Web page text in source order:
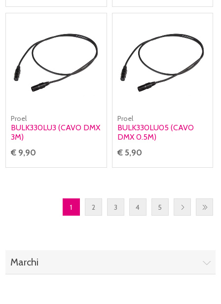
Proel
BULK330LU3 (CAVO DMX
3M)
€ 9,90
Proel
BULK330LU05 (CAVO
DMX 0.5M)
€ 5,90
1 2 3 4 5
Marchi